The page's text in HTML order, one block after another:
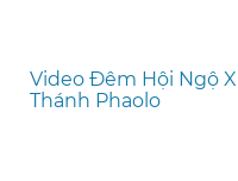
Video Đêm Hội Ngộ
Thánh Phaolo